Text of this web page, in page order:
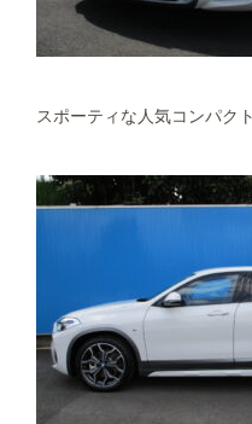
スポーティな人気コンパク